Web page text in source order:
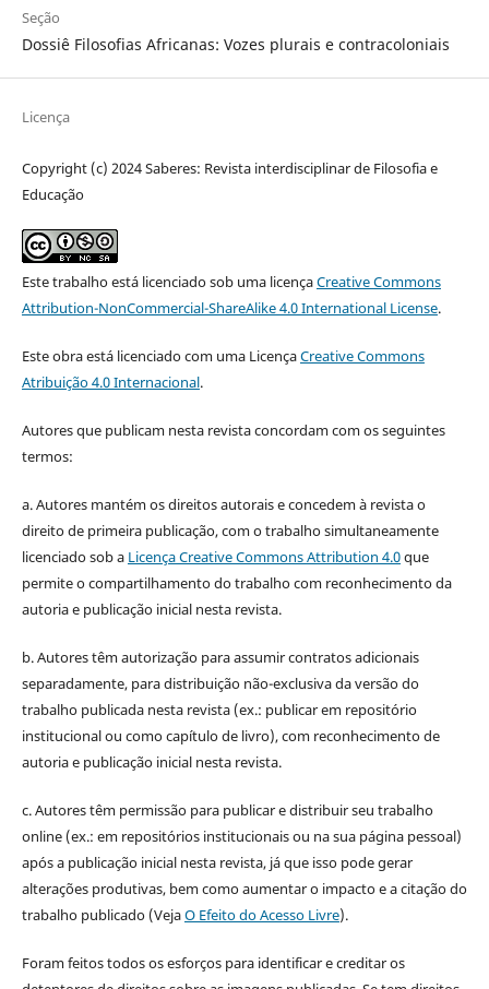
Seção
Dossiê Filosofias Africanas: Vozes plurais e contracoloniais
Licença
Copyright (c) 2024 Saberes: Revista interdisciplinar de Filosofia e
Educação
Este trabalho está licenciado sob uma licençaCreative Commons
Attribution-NonCommercial-ShareAlike 4.0 International License.
Este obra está licenciado com uma LicençaCreative Commons
Atribuição 4.0 Internacional.
Autores que publicam nesta revista concordam com os seguintes
termos:
a. Autores mantém os direitos autorais e concedem à revista o
direito de primeira publicação, com o trabalho simultaneamente
licenciado sob a Licença Creative Commons Attribution 4.0que
permite o compartilhamento do trabalho com reconhecimento da
autoria e publicação inicial nesta revista.
b. Autores têm autorização para assumir contratos adicionais
separadamente, para distribuição não-exclusiva da versão do
trabalho publicada nesta revista (ex.: publicar em repositório
institucional ou como capítulo de livro), com reconhecimento de
autoria e publicação inicial nesta revista.
c. Autores têm permissão para publicar e distribuir seu trabalho
online (ex.: em repositórios institucionais ou na sua página pessoal)
após a publicação inicial nesta revista, já que isso pode gerar
alterações produtivas, bem como aumentar o impacto e a citação do
trabalho publicado (VejaO Efeito do Acesso Livre).
Foram feitos todos os esforços para identificar e creditar os